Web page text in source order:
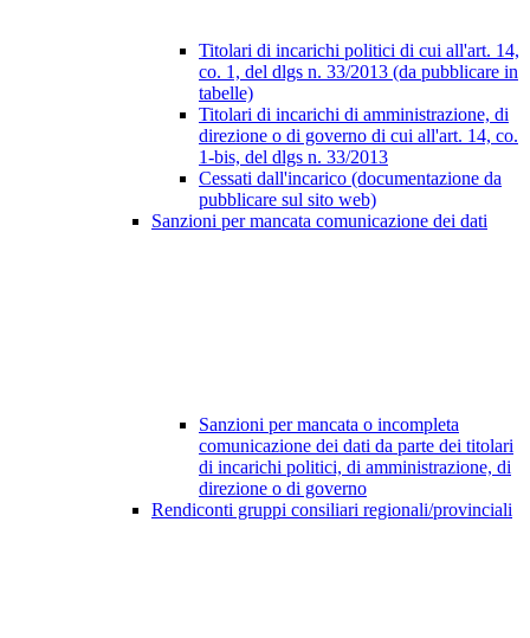
Titolari di incarichi politici di cui all'art. 14,
co. 1, del dlgs n. 33/2013 (da pubblicare in
tabelle)
Titolari di incarichi di amministrazione, di
direzione o di governo di cui all'art. 14, co.
1-bis, del dlgs n. 33/2013
Cessati dall'incarico (documentazione da
pubblicare sul sito web)
Sanzioni per mancata comunicazione dei dati
Sanzioni per mancata o incompleta
comunicazione dei dati da parte dei titolari
di incarichi politici, di amministrazione, di
direzione o di governo
Rendiconti gruppi consiliari regionali/provinciali